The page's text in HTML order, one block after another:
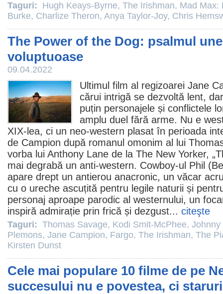
Taguri: Hugh Keays-Byrne, The Irishman, Mad Max:
Burke, Charlize Theron, Anya Taylor-Joy, Chris
The Power of the Dog: psalmul
voluptuoase
09.04.2022
Ultimul film al regizoarei Jane
cărui intrigă se dezvoltă lent,
puțin personajele și conflictele
amplu duel fără arme. Nu e
XIX-lea, ci un neo-western plasat în perioada
de Campion după romanul omonim al lui
vorba lui Anthony Lane de la The New Yorker,
mai degrabă un anti-western. Cowboy-ul Phil (
apare drept un antierou anacronic, un văcar
cu o ureche ascuțită pentru legile naturii și
personaj aproape parodic al westernului, un
inspiră admirație prin frică și dezgust... citeşte
Taguri: Thomas Savage, Kodi Smit-McPhee, Johnny
Plemons, Jane Campion, Fargo, The Irishman, The
Kirsten Dunst
Cele mai populare 10 filme de pe
succesului nu e povestea, ci